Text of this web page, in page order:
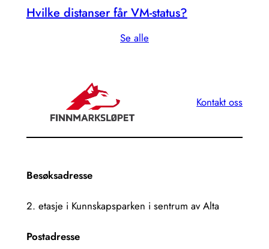
Hvilke distanser får VM-status?
Se alle
Kontakt oss
Besøksadresse
2. etasje i Kunnskapsparken i sentrum av Alta
Postadresse